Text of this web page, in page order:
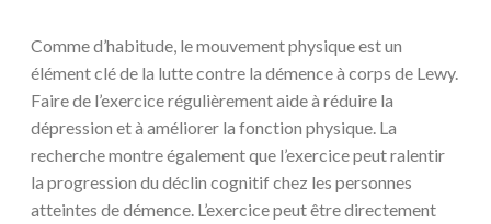
Comme d’habitude, le mouvement physique est un
élément clé de la lutte contre la démence à corps de Lewy.
Faire de l’exercice régulièrement aide à réduire la
dépression et à améliorer la fonction physique. La
recherche montre également que l’exercice peut ralentir
la progression du déclin cognitif chez les personnes
atteintes de démence. L’exercice peut être directement